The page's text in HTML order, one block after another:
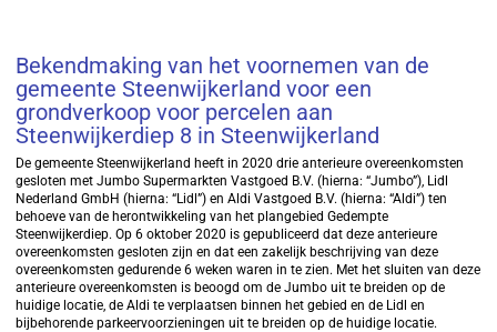
Bekendmaking van het voornemen van de
gemeente Steenwijkerland voor een
grondverkoop voor percelen aan
Steenwijkerdiep 8 in Steenwijkerland
De gemeente Steenwijkerland heeft in 2020 drie anterieure overeenkomsten
gesloten met Jumbo Supermarkten Vastgoed B.V. (hierna: “Jumbo”), Lidl
Nederland GmbH (hierna: “Lidl”) en Aldi Vastgoed B.V. (hierna: “Aldi”) ten
behoeve van de herontwikkeling van het plangebied Gedempte
Steenwijkerdiep. Op 6 oktober 2020 is gepubliceerd dat deze anterieure
overeenkomsten gesloten zijn en dat een zakelijk beschrijving van deze
overeenkomsten gedurende 6 weken waren in te zien. Met het sluiten van deze
anterieure overeenkomsten is beoogd om de Jumbo uit te breiden op de
huidige locatie, de Aldi te verplaatsen binnen het gebied en de Lidl en
bijbehorende parkeervoorzieningen uit te breiden op de huidige locatie.